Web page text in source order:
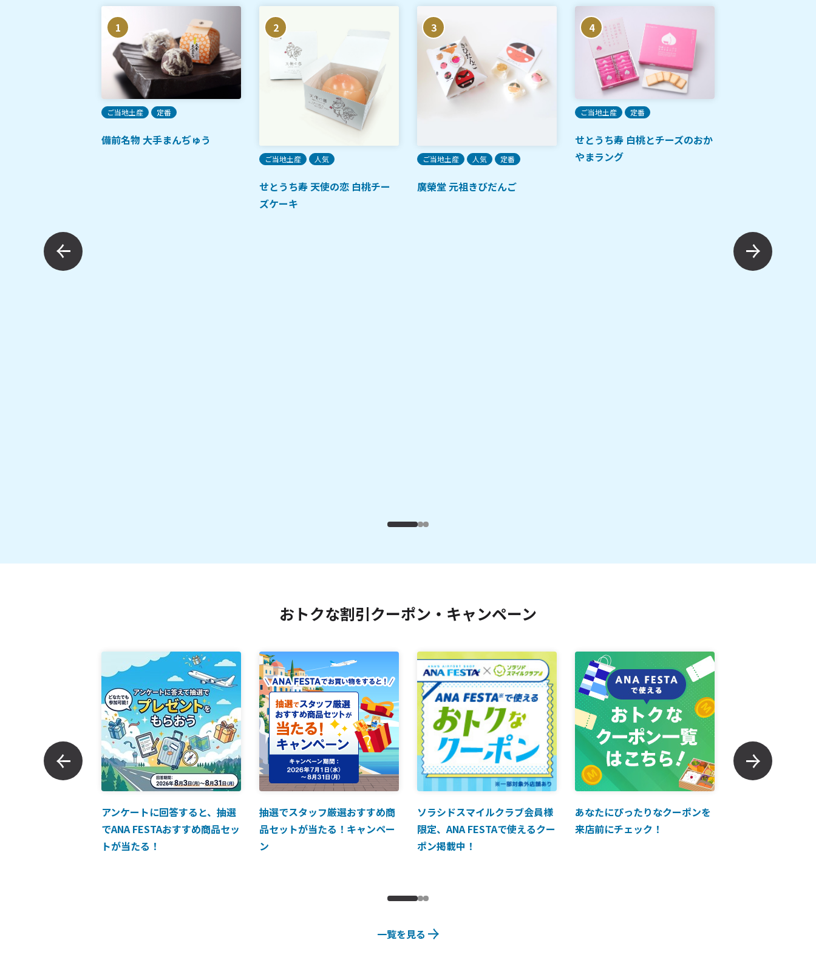
1
ご当地土産 定番
備前名物 大手まんぢゅう
2
ご当地土産 人気
せとうち寿 天使の恋 白桃チー
ズケーキ
3
ご当地土産 人気 定番
廣榮堂 元祖きびだんご
4
ご当地土産 定番
せとうち寿 白桃とチーズのおか
やまラング
おトクな割引クーポン・キャンペーン
アンケートに回答すると、抽選
でANA FESTAおすすめ商品セッ
トが当たる！
抽選でスタッフ厳選おすすめ商
品セットが当たる！キャンペー
ン
ソラシドスマイルクラブ会員様
限定、ANA FESTAで使えるクー
ポン掲載中！
あなたにぴったりなクーポンを
来店前にチェック！
一覧を見る